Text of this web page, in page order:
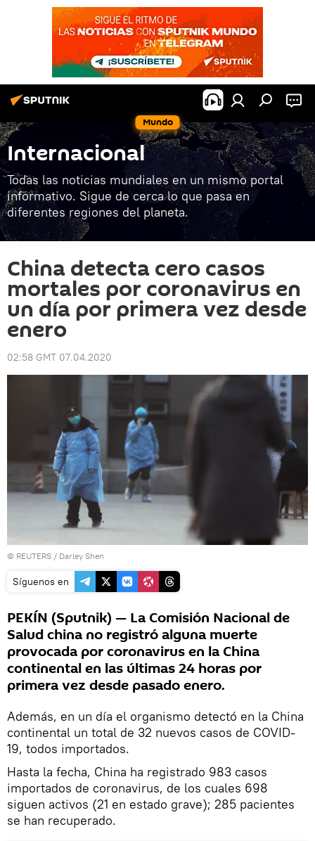
Mundo
Internacional
Todas las noticias mundiales en un mismo portal
informativo. Sigue de cerca lo que pasa en
diferentes regiones del planeta.
China detecta cero casos
mortales por coronavirus en
un día por primera vez desde
enero
02:58 GMT 07.04.2020
© REUTERS / Darley Shen
Síguenos en
PEKÍN (Sputnik) — La Comisión Nacional de
Salud china no registró alguna muerte
provocada por coronavirus en la China
continental en las últimas 24 horas por
primera vez desde pasado enero.
Además, en un día el organismo detectó en la China
continental un total de 32 nuevos casos de COVID-
19, todos importados.
Hasta la fecha, China ha registrado 983 casos
importados de coronavirus, de los cuales 698
siguen activos (21 en estado grave); 285 pacientes
se han recuperado.